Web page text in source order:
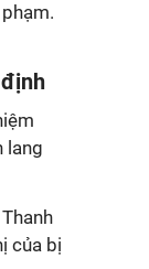
lang
của bị